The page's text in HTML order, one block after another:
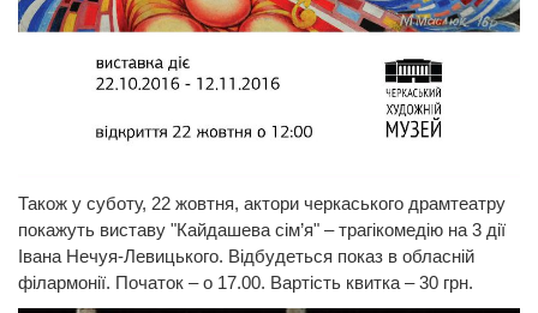
Також у суботу, 22 жовтня, актори черкаського драмтеатру
покажуть виставу "Кайдашева сім’я" – трагікомедію на 3 дії
Івана Нечуя-Левицького. Відбудеться показ в обласній
філармонії. Початок – о 17.00. Вартість квитка – 30 грн.